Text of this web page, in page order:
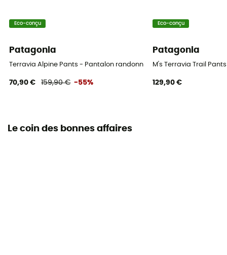
Eco-conçu
Patagonia
Terravia Alpine Pants - Pantalon randonnée homme
70,90 € 159,90 € -55%
Eco-conçu
Patagonia
M's Terravia Trail
129,90 €
Le coin des bonnes affaires